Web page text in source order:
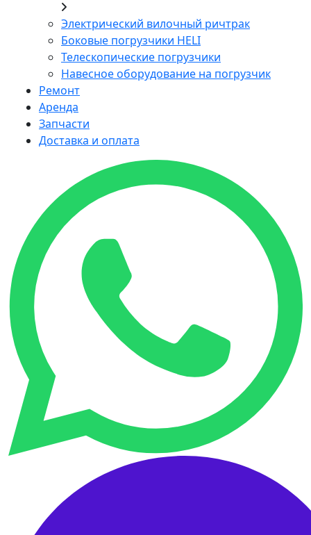
Электрический вилочный ричтрак
Боковые погрузчики HELI
Телескопические погрузчики
Навесное оборудование на погрузчик
Ремонт
Аренда
Запчасти
Доставка и оплата